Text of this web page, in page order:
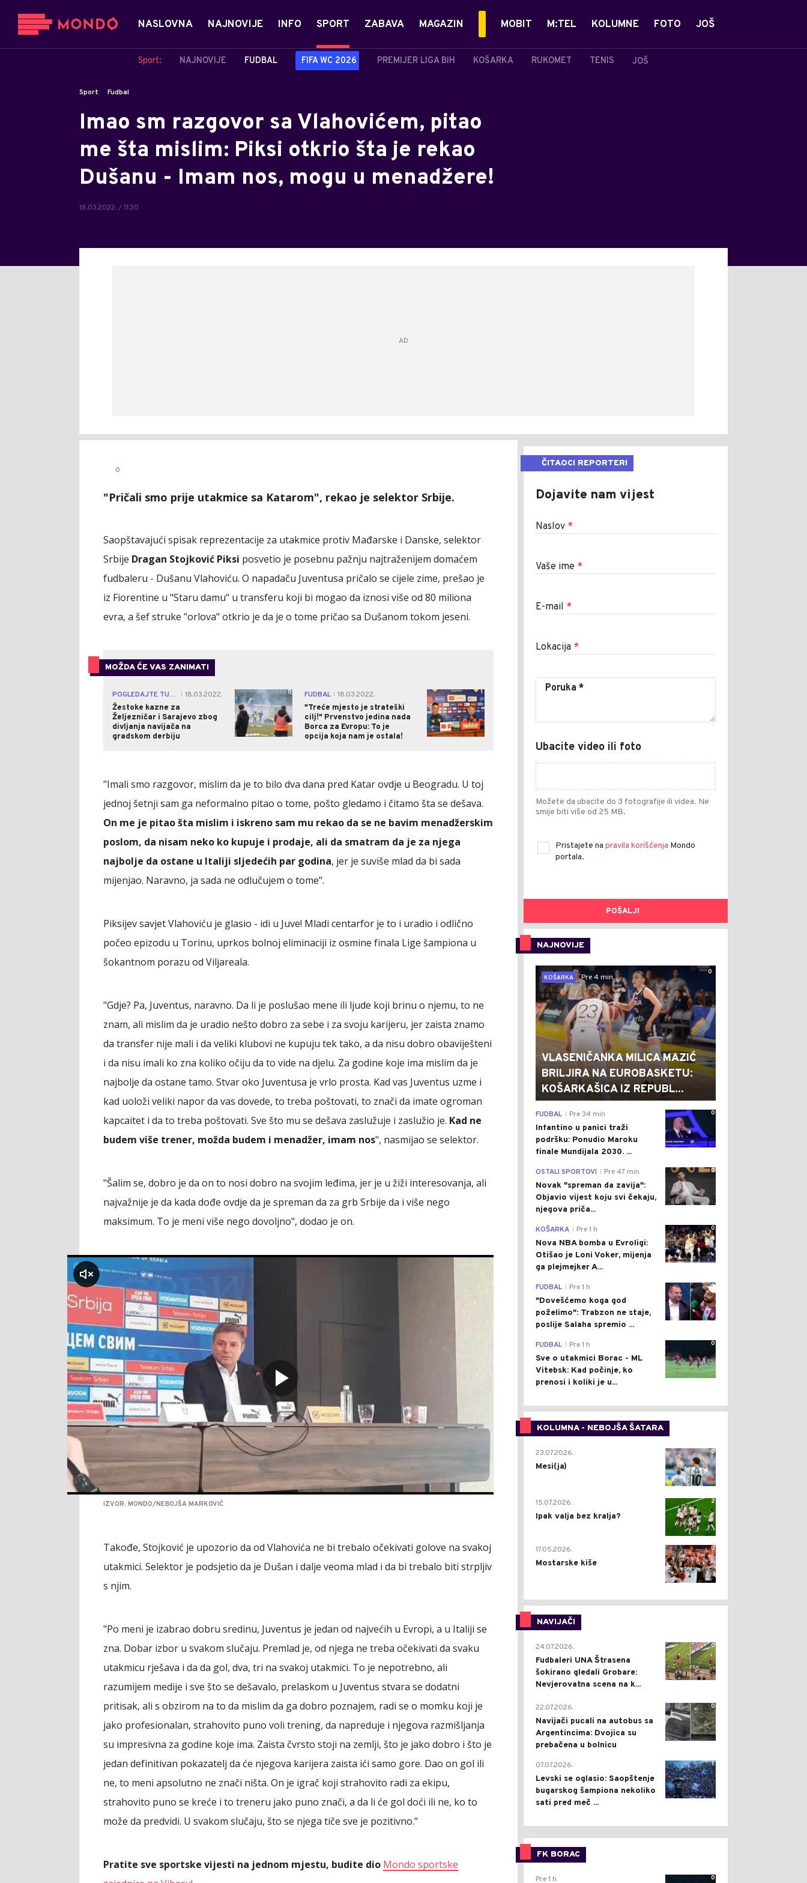
NASLOVNA NAJNOVIJE INFO SPORT
Sport: NAJNOVIJE FUDBAL FIFA WC 2026 PREMIJER LIGA BIH KOŠARKA RUKOMET TENIS JOŠ
ZABAVA MAGAZIN MOBIT M:TEL KOLUMNE FOTO JOŠ
Sport Fudbal
Imao sm razgovor sa Vlahovićem, pitao
me šta mislim: Piksi otkrio šta je rekao
Dušanu - Imam nos, mogu u menadžere!
18.03.2022. / 11:30
AUTOR
0
"Pričali smo prije utakmice sa Katarom", rekao je selektor Srbije.
Saopštavajući spisak reprezentacije za utakmice protiv Mađarske i Danske, selektor
Srbije Dragan Stojković Piksi posvetio je posebnu pažnju najtraženijem domaćem
fudbaleru - Dušanu Vlahoviću. O napadaču Juventusa pričalo se cijele zime, prešao je
iz Fiorentine u "Staru damu" u transferu koji bi mogao da iznosi više od 80 miliona
evra, a šef struke "orlova" otkrio je da je o tome pričao sa Dušanom tokom jeseni.
MOŽDA ĆE VAS ZANIMATI
POGLEDAJTE TUČU
18.03.2022.
Žestoke kazne za
Željezničar i Sarajevo zbog
divljanja navijača na
gradskom derbiju
0 FUDBAL
18.03.2022.
"Treće mjesto je strateški
cilj!" Prvenstvo jedina nada
Borca za Evropu: To je
opcija koja nam je ostala!
1
"Imali smo razgovor, mislim da je to bilo dva dana pred Katar ovdje u Beogradu. U toj
jednoj šetnji sam ga neformalno pitao o tome, pošto gledamo i čitamo šta se dešava.
On me je pitao šta mislim i iskreno sam mu rekao da se ne bavim menadžerskim
poslom, da nisam neko ko kupuje i prodaje, ali da smatram da je za njega
najbolje da ostane u Italiji sljedećih par godina, jer je suviše mlad da bi sada
mijenjao. Naravno, ja sada ne odlučujem o tome".
Piksijev savjet Vlahoviću je glasio - idi u Juve! Mladi centarfor je to i uradio i odlično
počeo epizodu u Torinu, uprkos bolnoj eliminaciji iz osmine finala Lige šampiona u
šokantnom porazu od Viljareala.
"Gdje? Pa, Juventus, naravno. Da li je poslušao mene ili ljude koji brinu o njemu, to ne
znam, ali mislim da je uradio nešto dobro za sebe i za svoju karijeru, jer zaista znamo
da transfer nije mali i da veliki klubovi ne kupuju tek tako, a da nisu dobro obaviješteni
i da nisu imali ko zna koliko očiju da to vide na djelu. Za godine koje ima mislim da je
najbolje da ostane tamo. Stvar oko Juventusa je vrlo prosta. Kad vas Juventus uzme i
kad uoloži veliki napor da vas dovede, to treba poštovati, to znači da imate ogroman
kapcaitet i da to treba poštovati. Sve što mu se dešava zaslužuje i zaslužio je. Kad ne
budem više trener, možda budem i menadžer, imam nos", nasmijao se selektor.
"Šalim se, dobro je da on to nosi dobro na svojim leđima, jer je u žiži interesovanja, ali
najvažnije je da kada dođe ovdje da je spreman da za grb Srbije da i više nego
maksimum. To je meni više nego dovoljno", dodao je on.
klikni za zvuk
IZVOR: MONDO/NEBOJŠA MARKOVIĆ
Takođe, Stojković je upozorio da od Vlahovića ne bi trebalo očekivati golove na svakoj
utakmici. Selektor je podsjetio da je Dušan i dalje veoma mlad i da bi trebalo biti strpljiv
s njim.
"Po meni je izabrao dobru sredinu, Juventus je jedan od najvećih u Evropi, a u Italiji se
zna. Dobar izbor u svakom slučaju. Premlad je, od njega ne treba očekivati da svaku
utakmicu rješava i da da gol, dva, tri na svakoj utakmici. To je nepotrebno, ali
razumijem medije i sve što se dešavalo, prelaskom u Juventus stvara se dodatni
pritisak, ali s obzirom na to da mislim da ga dobro poznajem, radi se o momku koji je
jako profesionalan, strahovito puno voli trening, da napreduje i njegova razmišljanja
su impresivna za godine koje ima. Zaista čvrsto stoji na zemlji, što je jako dobro i što je
jedan definitivan pokazatelj da će njegova karijera zaista ići samo gore. Dao on gol ili
ne, to meni apsolutno ne znači ništa. On je igrač koji strahovito radi za ekipu,
strahovito puno se kreće i to treneru jako puno znači, a da li će gol doći ili ne, ko to
može da predvidi. U svakom slučaju, što se njega tiče sve je pozitivno."
Pratite sve sportske vijesti na jednom mjestu, budite dio Mondo sportske
ČITAOCI REPORTERI
Dojavite nam vijest
Naslov *
Vaše ime *
E-mail *
Lokacija *
Ubacite video ili foto
Možete da ubacite do 3 fotografije ili videa. Ne
smije biti više od 25 MB.
Pristajete na pravila korišćenja Mondo
portala.
POŠALJI
NAJNOVIJE
0
KOŠARKA
Pre 4 min
VLASENIČANKA MILICA MAZIĆ
BRILJIRA NA EUROBASKETU:
KOŠARKAŠICA IZ REPUBL...
0
FUDBAL Pre 34 min
Infantino u panici traži
podršku: Ponudio Maroku
finale Mundijala 2030. ...
0
OSTALI SPORTOVI Pre 47 min
Novak "spreman da zavija":
Objavio vijest koju svi čekaju,
njegova priča...
0
KOŠARKA Pre 1 h
Nova NBA bomba u Evroligi:
Otišao je Loni Voker, mijenja
ga plejmejker A...
0
FUDBAL Pre 1 h
"Dovešćemo koga god
poželimo": Trabzon ne staje,
poslije Salaha spremio ...
0
FUDBAL Pre 1 h
Sve o utakmici Borac - ML
Vitebsk: Kad počinje, ko
prenosi i koliki je u...
KOLUMNA - NEBOJŠA ŠATARA
0
23.07.2026.
Mesi(ja)
2
15.07.2026.
Ipak valja bez kralja?
0
17.05.2026.
Mostarske kiše
NAVIJAČI
0
24.07.2026.
Fudbaleri UNA Štrasena
šokirano gledali Grobare:
Nevjerovatna scena na k...
0
22.07.2026.
Navijači pucali na autobus sa
Argentincima: Dvojica su
prebačena u bolnicu
1
07.07.2026.
Levski se oglasio: Saopštenje
bugarskog šampiona nekoliko
sati pred meč ...
FK BORAC
0
Pre 1 h